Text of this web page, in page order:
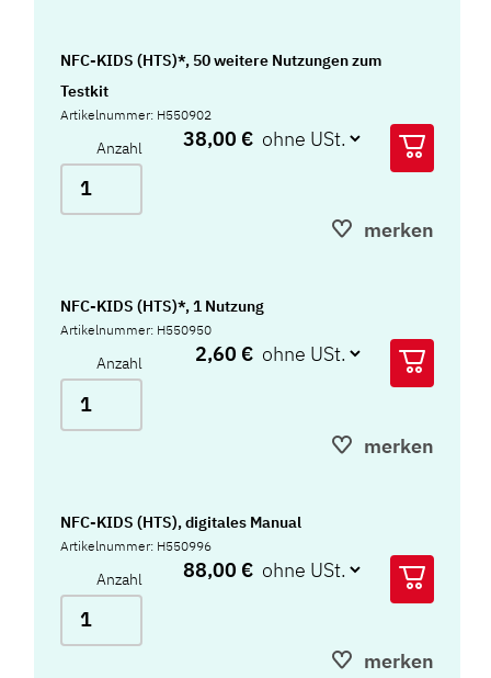
NFC-KIDS (HTS)*, 50 weitere Nutzungen zum
Testkit
Artikelnummer: H550902
Anzahl 38,00 €
merken
NFC-KIDS (HTS)*, 1 Nutzung
Artikelnummer: H550950
Anzahl 2,60 €
merken
NFC-KIDS (HTS), digitales Manual
Artikelnummer: H550996
Anzahl 88,00 €
merken